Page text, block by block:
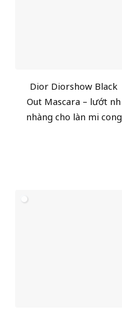
Dior Diorshow Black
Out Mascara – lướt nhẹ
nhàng cho làn mi cong